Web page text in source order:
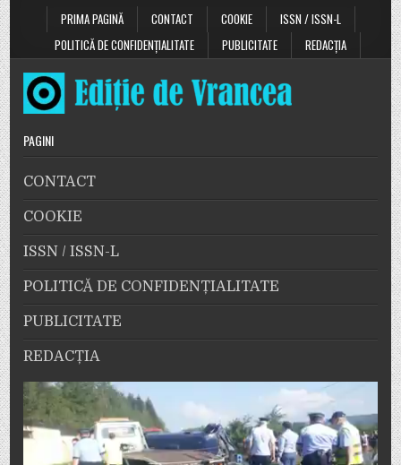
PRIMA PAGINĂ
CONTACT COOKIE
ISSN / ISSN-L
POLITICĂ DE CONFIDENȚIALITATE
PUBLICITATE REDACȚIA
PAGINI
CONTACT
COOKIE
ISSN / ISSN-L
POLITICĂ DE CONFIDENȚIALITATE
PUBLICITATE
REDACȚIA